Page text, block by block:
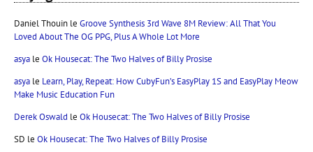
Daniel Thouin le Groove Synthesis 3rd Wave 8M Review: All That You
Loved About The OG PPG, Plus A Whole Lot More
asya le Ok Housecat: The Two Halves of Billy Prosise
asya le Learn, Play, Repeat: How CubyFun’s EasyPlay 1S and EasyPlay Meow
Make Music Education Fun
Derek Oswald le Ok Housecat: The Two Halves of Billy Prosise
SD le Ok Housecat: The Two Halves of Billy Prosise